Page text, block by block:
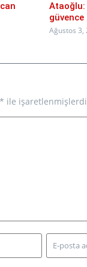
Ataoğlu:
güvence
Ağustos 3,
* ile